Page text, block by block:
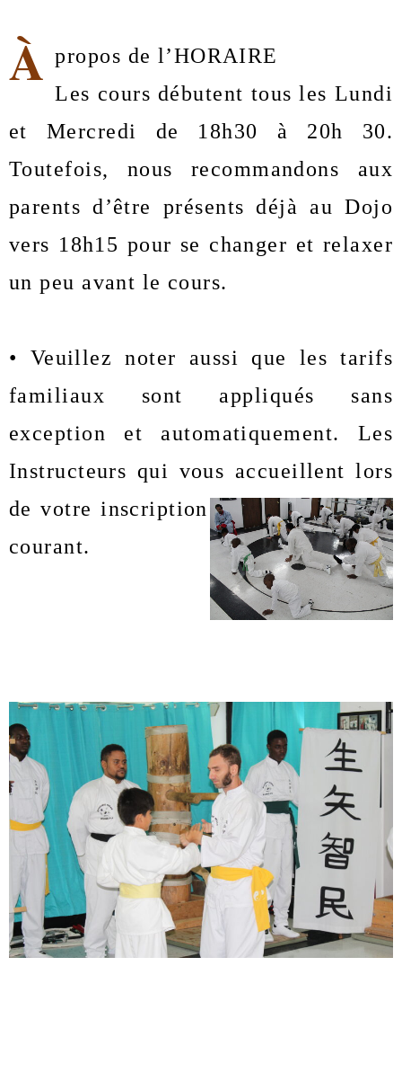
À propos de l’HORAIRE
Les cours débutent tous les Lundi
et Mercredi de 18h30 à 20h 30.
Toutefois, nous recommandons aux
parents d’être présents déjà au Dojo
vers 18h15 pour se changer et relaxer
un peu avant le cours.
• Veuillez noter aussi que les tarifs
familiaux sont appliqués sans
exception et automatiquement. Les
Instructeurs qui vous accueillent lors
de votre inscription vous tiendront au
courant.